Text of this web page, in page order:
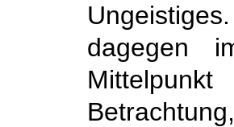
dagegen